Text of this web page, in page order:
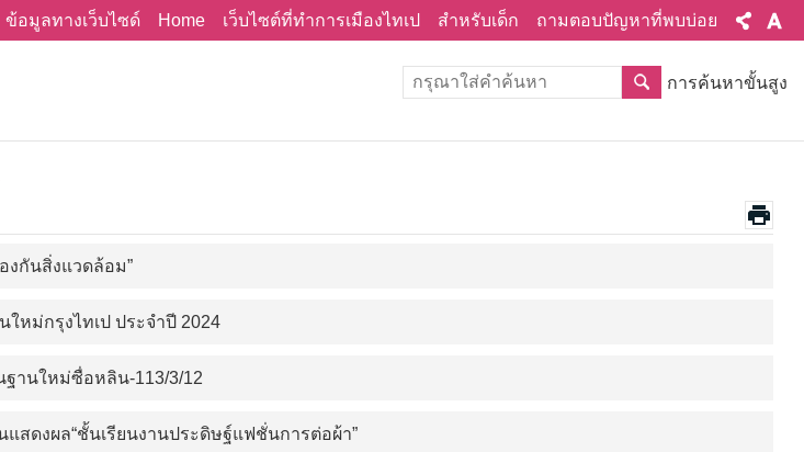
ข้อมูลทางเว็บไซด์ Home เว็บไซต์ที่ทำการเมืองไทเป สำหรับเด็ก ถามตอบปัญหาที่พบบ่อย
การค้นหาขั้นสูง
งกันสิ่งแวดล้อม”
หม่กรุงไทเป ประจำปี 2024
านใหม่ซื่อหลิน-113/3/12
แสดงผล“ชั้นเรียนงานประดิษฐ์แฟชั่นการต่อผ้า”